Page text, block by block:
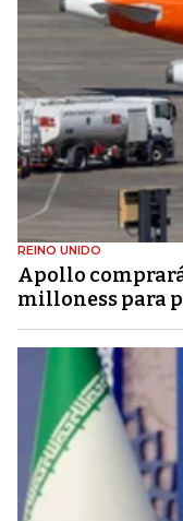
REINO UNIDO
Apollo comprará
milloness para